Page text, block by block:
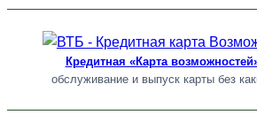
Кредитная «Карта
обслуживание и выпуск карты без